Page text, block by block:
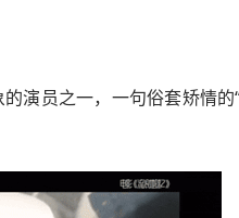
演员之一，一句俗套矫情